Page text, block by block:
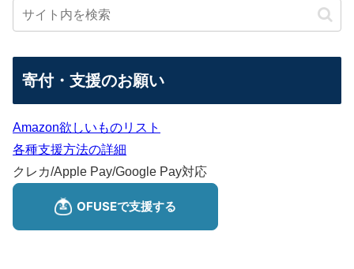
寄付・支援のお願い
Amazon欲しいものリスト
各種支援方法の詳細
クレカ/Apple Pay/Google Pay対応